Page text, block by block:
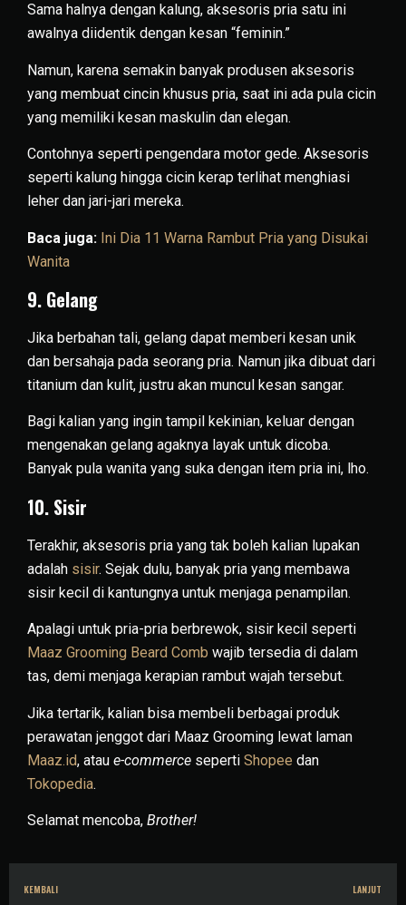
Sama halnya dengan kalung, aksesoris pria satu ini
awalnya diidentik dengan kesan “feminin.”
Namun, karena semakin banyak produsen aksesoris
yang membuat cincin khusus pria, saat ini ada pula cicin
yang memiliki kesan maskulin dan elegan.
Contohnya seperti pengendara motor gede. Aksesoris
seperti kalung hingga cicin kerap terlihat menghiasi
leher dan jari-jari mereka.
Baca juga: Ini Dia 11 Warna Rambut Pria yang Disukai
Wanita
9. Gelang
Jika berbahan tali, gelang dapat memberi kesan unik
dan bersahaja pada seorang pria. Namun jika dibuat dari
titanium dan kulit, justru akan muncul kesan sangar.
Bagi kalian yang ingin tampil kekinian, keluar dengan
mengenakan gelang agaknya layak untuk dicoba.
Banyak pula wanita yang suka dengan item pria ini, lho.
10. Sisir
Terakhir, aksesoris pria yang tak boleh kalian lupakan
adalah sisir. Sejak dulu, banyak pria yang membawa
sisir kecil di kantungnya untuk menjaga penampilan.
Apalagi untuk pria-pria berbrewok, sisir kecil seperti
Maaz Grooming Beard Comb wajib tersedia di dalam
tas, demi menjaga kerapian rambut wajah tersebut.
Jika tertarik, kalian bisa membeli berbagai produk
perawatan jenggot dari Maaz Grooming lewat laman
Maaz.id, atau e-commerce seperti Shopee dan
Tokopedia.
Selamat mencoba, Brother!
KEMBALI
LANJUT